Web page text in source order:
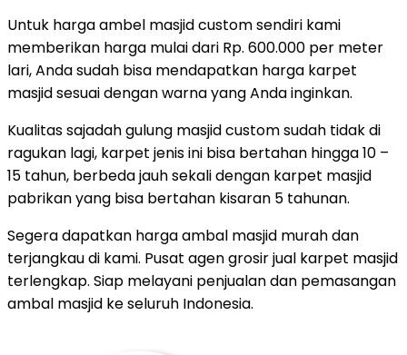
Untuk harga ambel masjid custom sendiri kami
memberikan harga mulai dari Rp. 600.000 per meter
lari, Anda sudah bisa mendapatkan harga karpet
masjid sesuai dengan warna yang Anda inginkan.
Kualitas sajadah gulung masjid custom sudah tidak di
ragukan lagi, karpet jenis ini bisa bertahan hingga 10 –
15 tahun, berbeda jauh sekali dengan karpet masjid
pabrikan yang bisa bertahan kisaran 5 tahunan.
Segera dapatkan harga ambal masjid murah dan
terjangkau di kami. Pusat agen grosir jual karpet masjid
terlengkap. Siap melayani penjualan dan pemasangan
ambal masjid ke seluruh Indonesia.